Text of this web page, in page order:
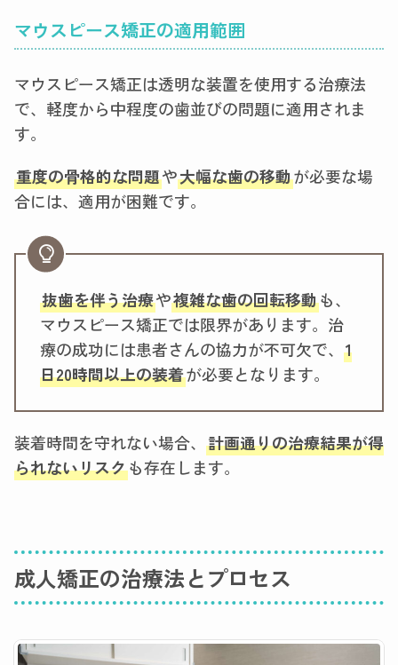
マウスピース矯正の適用範囲
マウスピース矯正は透明な装置を使用する治療法
で、軽度から中程度の歯並びの問題に適用されま
す。
重度の骨格的な問題や大幅な歯の移動が必要な場
合には、適用が困難です。
抜歯を伴う治療や複雑な歯の回転移動も、
マウスピース矯正では限界があります。治
療の成功には患者さんの協力が不可欠で、 1
日20時間以上の装着が必要となります。
装着時間を守れない場合、 計画通りの治療結果が得
られないリスクも存在します。
成人矯正の治療法とプロセス